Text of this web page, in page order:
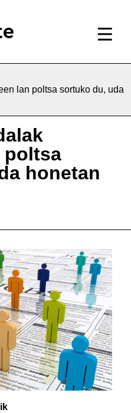
lan poltsa sortuko du, uda
poltsa
honetan